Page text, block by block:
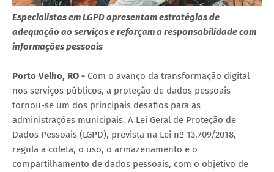
Especialistas em LGPD apresentam estratégias de
adequação ao serviços e reforçam a responsabilidade com
informações pessoais
Porto Velho, RO - Com o avanço da transformação digital
nos serviços públicos, a proteção de dados pessoais
tornou-se um dos principais desafios para as
administrações municipais. A Lei Geral de Proteção de
Dados Pessoais (LGPD), prevista na Lei nº 13.709/2018,
regula a coleta, o uso, o armazenamento e o
compartilhamento de dados pessoais, com o objetivo de